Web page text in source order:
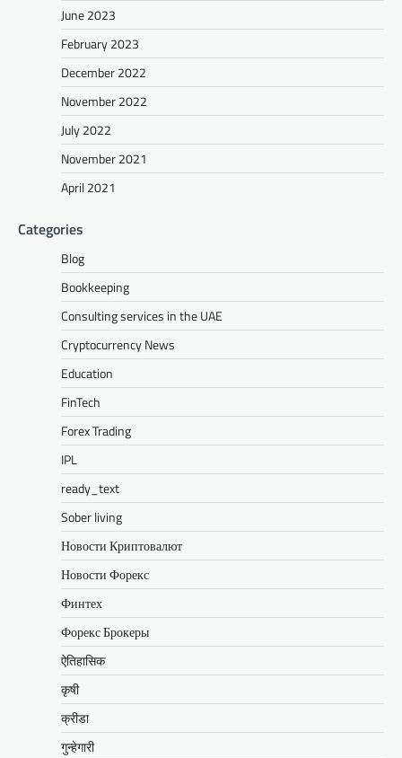
June 2023
February 2023
December 2022
November 2022
July 2022
November 2021
April 2021
Categories
Blog
Bookkeeping
Consulting services in the UAE
Cryptocurrency News
Education
FinTech
Forex Trading
IPL
ready_text
Sober living
Новости Криптовалют
Новости Форекс
Финтех
Форекс Брокеры
ऐतिहासिक
कृषी
क्रीडा
गुन्हेगारी